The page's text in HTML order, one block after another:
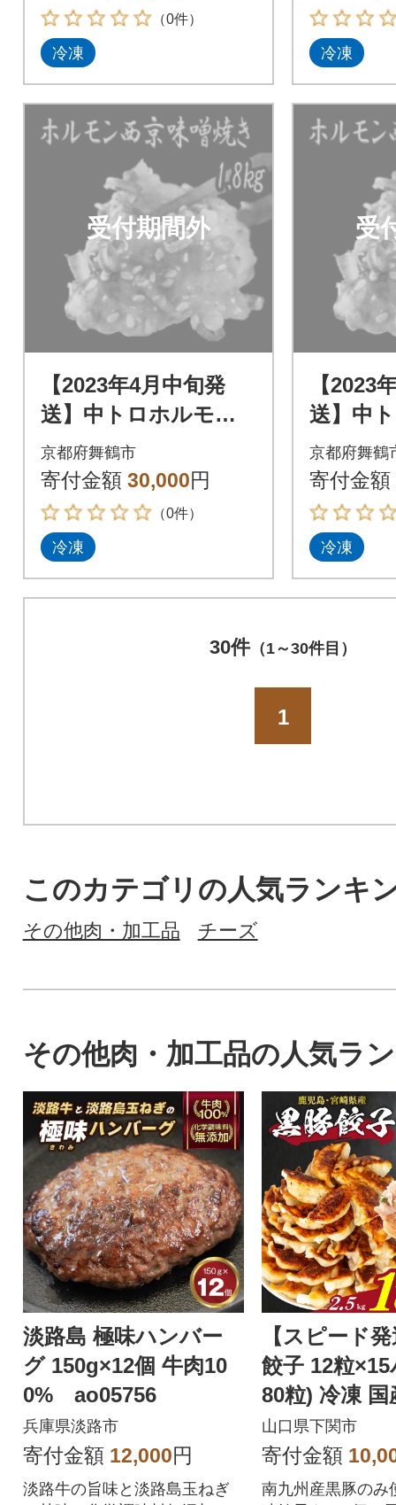
（0件）
冷凍 冷凍
受付期間外
【2023年4月中旬発
送】中トロホルモン
西京味噌焼き 1.8kg
京都府舞鶴市
寄付金額 30,000円
（0件）
冷凍
受
【2023
送】中
西京味
京都府舞鶴
寄付金額
冷凍
30件（1～30件目）
1
このカテゴリの人気ランキ
その他肉・加工品 チーズ
その他肉・加工品の人気ラ
淡路島 極味ハンバー
グ 150g×12個 牛肉10
0% ao05756
兵庫県淡路市
寄付金額 12,000円
淡路牛の旨味と淡路島玉ねぎ
【スピード
餃子 12粒
80粒) 冷凍 国
あり IB051
山口県下関市
寄付金額
南九州産黒豚のみ